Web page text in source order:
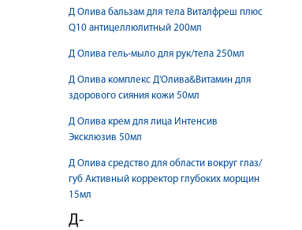
Д Олива бальзам для тела Виталфреш плюс
Q10 антицеллюлитный 200мл
Д Олива гель-мыло для рук/тела 250мл
Д Олива комплекс Д'Олива&Витамин для
здорового сияния кожи 50мл
Д Олива крем для лица Интенсив
Эксклюзив 50мл
Д Олива средство для области вокруг глаз/
губ Активный корректор глубоких морщин
15мл
Д-